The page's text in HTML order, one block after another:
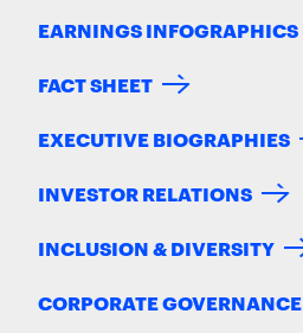
EARNINGS INFOGRAPHICS
FACT SHEET
EXECUTIVE BIOGRAPHIES
INVESTOR RELATIONS
INCLUSION & DIVERSITY
CORPORATE GOVERNANCE